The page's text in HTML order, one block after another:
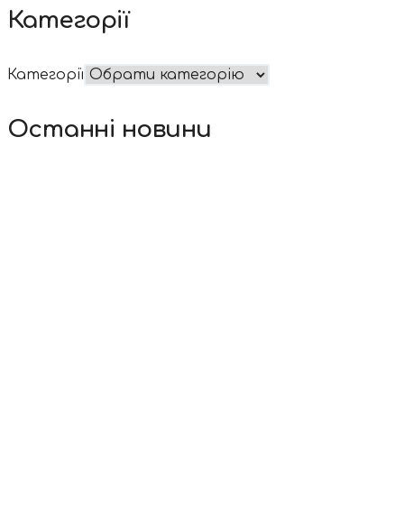
Категорії
Категорії
Останні новини